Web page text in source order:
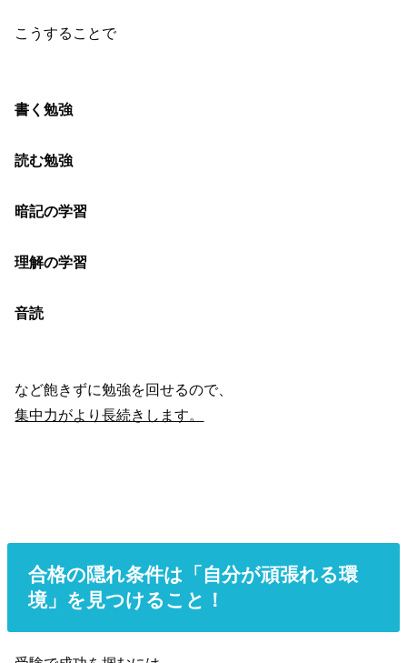
こうすることで
書く勉強
読む勉強
暗記の学習
理解の学習
音読
など飽きずに勉強を回せるので、
集中力がより長続きします。
合格の隠れ条件は「自分が頑張れる環
境」を見つけること！